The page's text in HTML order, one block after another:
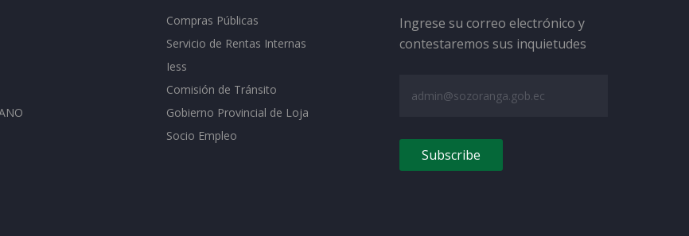
Compras Públicas
Servicio de Rentas Internas
Iess
Comisión de Tránsito
Gobierno Provincial de Loja
Socio Empleo
Ingrese su correo electrónico y
contestaremos sus inquietudes